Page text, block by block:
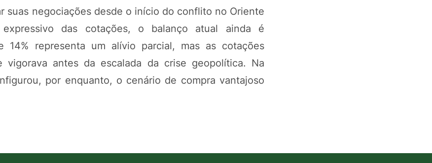
suas negociações desde o início do conflito no Oriente
das cotações, o balanço atual ainda é
14% representa um alívio parcial, mas as cotações
antes da escalada da crise geopolítica. Na
por enquanto, o cenário de compra vantajoso